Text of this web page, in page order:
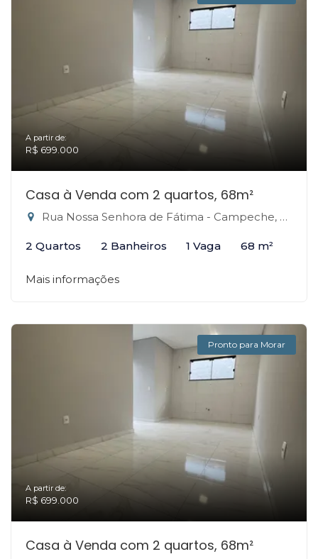
A partir de:
R$ 699.000
Casa à Venda com 2 quartos, 68m²
Rua Nossa Senhora de Fátima - Campeche, Florianópolis-SC
2 Quartos 2 Banheiros 1 Vaga 68 m²
Mais informações
Pronto para Morar
A partir de:
R$ 699.000
Casa à Venda com 2 quartos, 68m²